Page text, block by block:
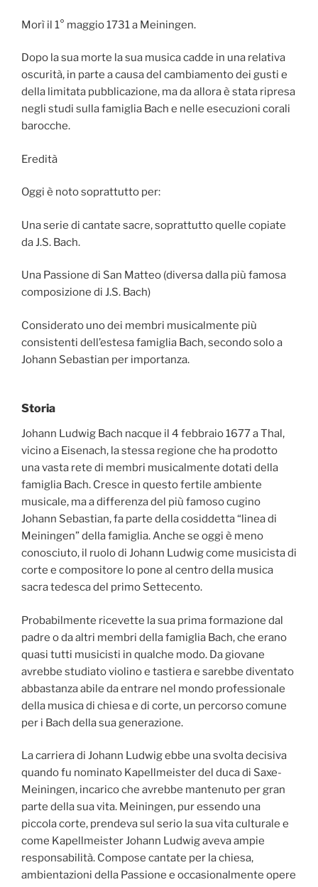
Morì il 1° maggio 1731 a Meiningen.
Dopo la sua morte la sua musica cadde in una relativa
oscurità, in parte a causa del cambiamento dei gusti e
della limitata pubblicazione, ma da allora è stata ripresa
negli studi sulla famiglia Bach e nelle esecuzioni corali
barocche.
Eredità
Oggi è noto soprattutto per:
Una serie di cantate sacre, soprattutto quelle copiate
da J.S. Bach.
Una Passione di San Matteo (diversa dalla più famosa
composizione di J.S. Bach)
Considerato uno dei membri musicalmente più
consistenti dell’estesa famiglia Bach, secondo solo a
Johann Sebastian per importanza.
Storia
Johann Ludwig Bach nacque il 4 febbraio 1677 a Thal,
vicino a Eisenach, la stessa regione che ha prodotto
una vasta rete di membri musicalmente dotati della
famiglia Bach. Cresce in questo fertile ambiente
musicale, ma a differenza del più famoso cugino
Johann Sebastian, fa parte della cosiddetta “linea di
Meiningen” della famiglia. Anche se oggi è meno
conosciuto, il ruolo di Johann Ludwig come musicista di
corte e compositore lo pone al centro della musica
sacra tedesca del primo Settecento.
Probabilmente ricevette la sua prima formazione dal
padre o da altri membri della famiglia Bach, che erano
quasi tutti musicisti in qualche modo. Da giovane
avrebbe studiato violino e tastiera e sarebbe diventato
abbastanza abile da entrare nel mondo professionale
della musica di chiesa e di corte, un percorso comune
per i Bach della sua generazione.
La carriera di Johann Ludwig ebbe una svolta decisiva
quando fu nominato Kapellmeister del duca di Saxe-
Meiningen, incarico che avrebbe mantenuto per gran
parte della sua vita. Meiningen, pur essendo una
piccola corte, prendeva sul serio la sua vita culturale e
come Kapellmeister Johann Ludwig aveva ampie
responsabilità. Compose cantate per la chiesa,
ambientazioni della Passione e occasionalmente opere